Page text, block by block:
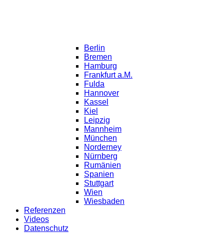
Berlin
Bremen
Hamburg
Frankfurt a.M.
Fulda
Hannover
Kassel
Kiel
Leipzig
Mannheim
München
Norderney
Nürnberg
Rumänien
Spanien
Stuttgart
Wien
Wiesbaden
Referenzen
Videos
Datenschutz